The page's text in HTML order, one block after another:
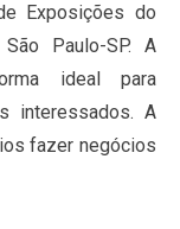
Exposições do
Paulo-SP. A
ideal para
interessados. A
fazer negócios